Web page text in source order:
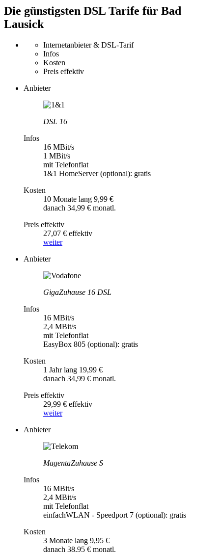
Die günstigsten DSL Tarife für Bad
Lausick
Internetanbieter & DSL-Tarif
Infos
Kosten
Preis effektiv
Anbieter
DSL 16
Infos
16 MBit/s
1 MBit/s
mit Telefonflat
1&1 HomeServer (optional): gratis
Kosten
10 Monate lang 9,99 €
danach 34,99 € monatl.
Preis effektiv
27,07 € effektiv
weiter
Anbieter
GigaZuhause 16 DSL
Infos
16 MBit/s
2,4 MBit/s
mit Telefonflat
EasyBox 805 (optional): gratis
Kosten
1 Jahr lang 19,99 €
danach 34,99 € monatl.
Preis effektiv
29,99 € effektiv
weiter
Anbieter
MagentaZuhause S
Infos
16 MBit/s
2,4 MBit/s
mit Telefonflat
einfachWLAN - Speedport 7 (optional): gratis
Kosten
3 Monate lang 9,95 €
danach 38,95 € monatl.